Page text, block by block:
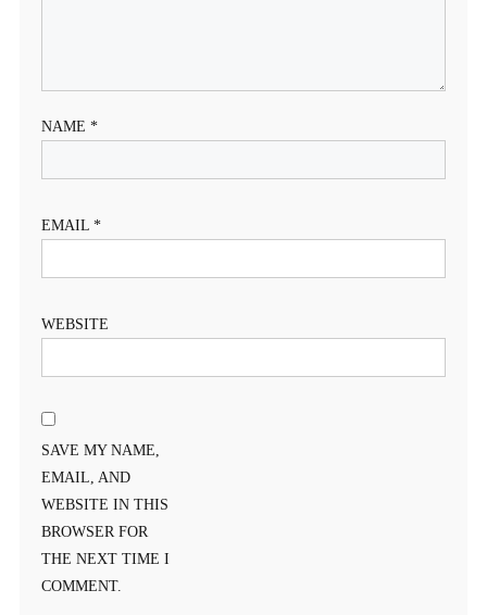
NAME *
EMAIL *
WEBSITE
SAVE MY NAME,
EMAIL, AND
WEBSITE IN THIS
BROWSER FOR
THE NEXT TIME I
COMMENT.